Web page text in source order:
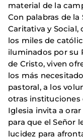
material de la
Con palabras de
Caritativa y Social,
los miles de
iluminados por su
de Cristo, viven
los más
pastoral, a los
otras instituciones
Iglesia invita a
para que el Señor
lucidez para